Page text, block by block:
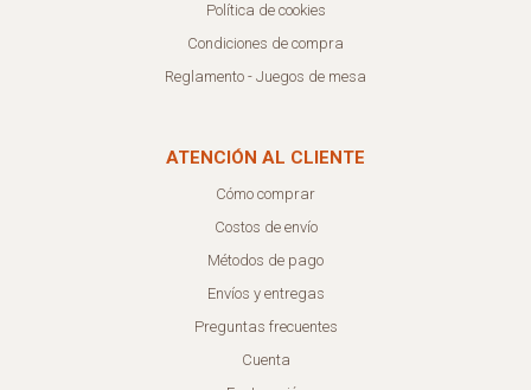
Política de cookies
Condiciones de compra
Reglamento - Juegos de mesa
ATENCIÓN AL CLIENTE
Cómo comprar
Costos de envío
Métodos de pago
Envíos y entregas
Preguntas frecuentes
Cuenta